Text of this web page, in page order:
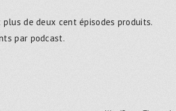
de deux cent épisodes produits.
par podcast.